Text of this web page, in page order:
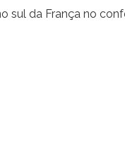
sul da França no